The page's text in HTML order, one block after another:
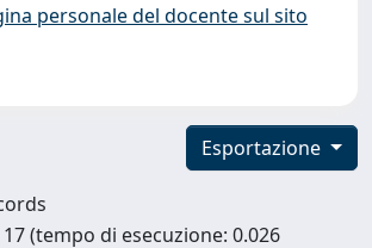
personale del docente sul sito
Esportazione
(tempo di esecuzione: 0.026